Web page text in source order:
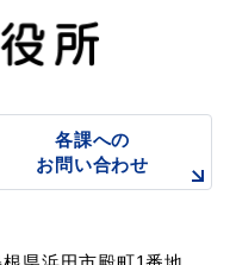
各課への
お問い合わせ